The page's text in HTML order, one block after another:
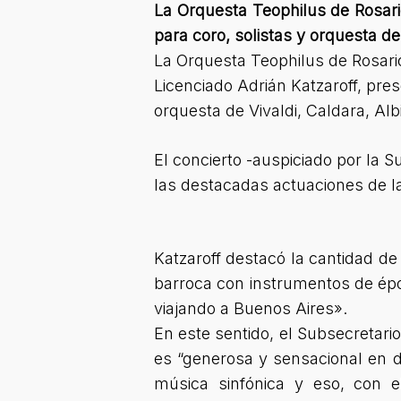
La Orquesta Teophilus de
para coro, solistas y orquesta
La Orquesta Teophilus de
Licenciado Adrián Katzaroff,
orquesta de Vivaldi, Caldara,
El concierto -auspiciado por la
las destacadas actuaciones de
Katzaroff destacó la cantidad
barroca con instrumentos de
viajando a Buenos Aires».
En este sentido, el
es “generosa y sensacional en
música sinfónica y eso, con